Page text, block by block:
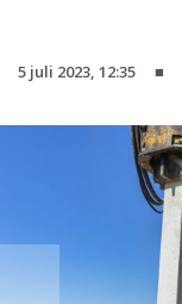
5 juli 2023, 12:35 ■